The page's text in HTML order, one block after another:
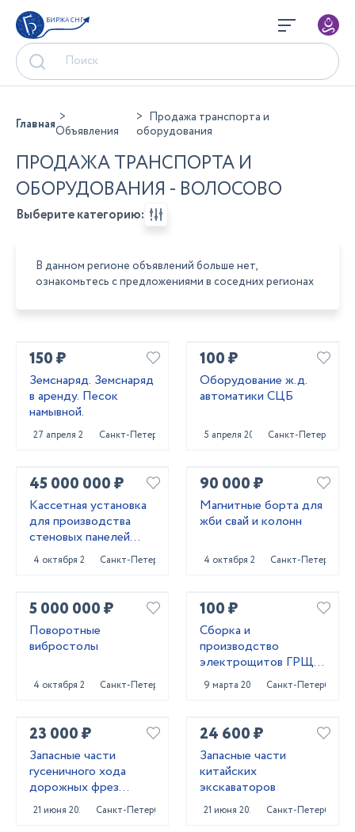
БИРЖА СНГ
ГлавнаяОбъявления
Продажа транспорта и
оборудования
ПРОДАЖА ТРАНСПОРТА И
ОБОРУДОВАНИЯ - ВОЛОСОВО
Выберите категорию:
В данном регионе объявлений больше нет,
ознакомьтесь с предложениями в соседних регионах
150 ₽
Земснаряд. Земснаряд
в аренду. Песок
намывной.
27 апреля 2023 Санкт-Петербург
100 ₽
Оборудование ж.д.
автоматики СЦБ
5 апреля 2022 Санкт-Петербург
45 000 000 ₽
Кассетная установка
для производства
стеновых панелей
ЖБИ
4 октября 2024Санкт-Петербург
90 000 ₽
Магнитные борта для
жби свай и колонн
4 октября 2024Санкт-Петербург
5 000 000 ₽
Поворотные
вибростолы
4 октября 2024Санкт-Петербург
100 ₽
Сборка и
производство
электрощитов ГРЩ,
АВР, ВРУ, ЩО,ЩЭ,
ЩУ...
9 марта 2023 Санкт-Петербург
23 000 ₽
Запасные части
гусеничного хода
дорожных фрез
Caterpillar PM620
21 июня 2025 Санкт-Петербург
24 600 ₽
Запасные части
китайских
экскаваторов
21 июня 2025 Санкт-Петербург